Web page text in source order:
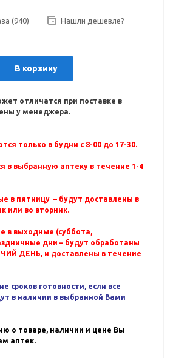
(940) Нашли дешевле?
В корзину
отличатся при поставке в
у менеджера.
только в будни с 8-00 до 17-30.
в выбранную аптеку в течение 1-4
в пятницу – будут доставлены в
или во вторник.
в выходные (суббота,
дни – будут обработаны
ДЕНЬ, и доставлены в течение
сроков готовности, если все
в наличии в выбранной Вами
о товаре, наличии и цене Вы
аптек.